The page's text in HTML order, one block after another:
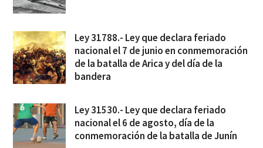
Ley 31788.- Ley que declara feriado
nacional el 7 de junio en conmemoración
de la batalla de Arica y del día de la
bandera
Ley 31530.- Ley que declara feriado
nacional el 6 de agosto, día de la
conmemoración de la batalla de Junín